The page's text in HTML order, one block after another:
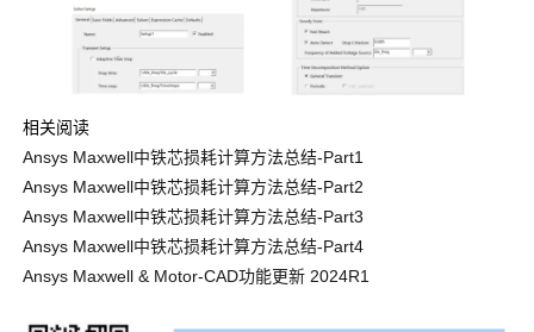
相关阅读
Ansys Maxwell中铁芯损耗计算方法总结-Part1
Ansys Maxwell中铁芯损耗计算方法总结-Part2
Ansys Maxwell中铁芯损耗计算方法总结-Part3
Ansys Maxwell中铁芯损耗计算方法总结-Part4
Ansys Maxwell & Motor-CAD功能更新 2024R1